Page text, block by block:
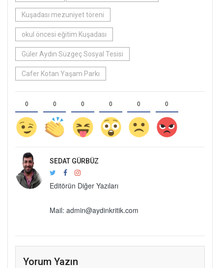
Kuşadası mezuniyet töreni
okul öncesi eğitim Kuşadası
Güler Aydın Süzgeç Sosyal Tesisi
Cafer Kotan Yaşam Parkı
0 0 0 0 0 0
SEDAT GÜRBÜZ
Editörün Diğer Yazıları
Mail: admin@aydinkritik.com
Yorum Yazın